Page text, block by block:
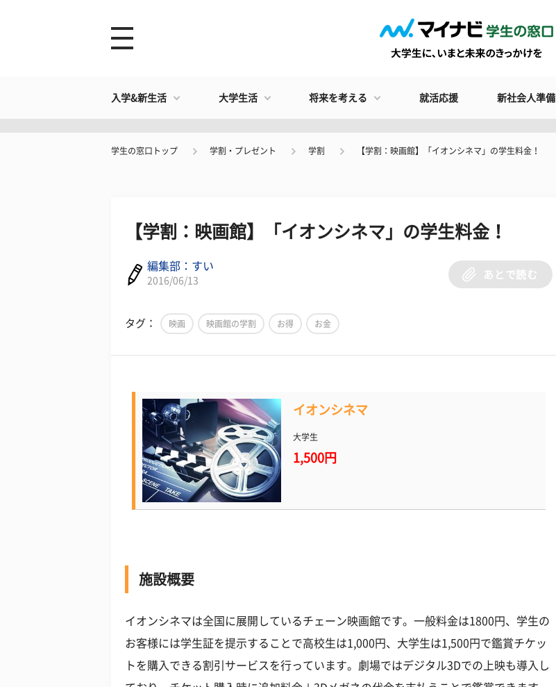
入学&新生活 大学生活 将来を考える 就活応援 新社会人準備
学生の窓口トップ 学割・プレゼント 学割 【学割：映画館】「イオンシネマ」の学生料金！
【学割：映画館】「イオンシネマ」の学生料金！
編集部：すい
2016/06/13
あとで読む
タグ： 映画 映画館の学割 お得 お金
イオンシネマ
大学生
1,500円
施設概要
イオンシネマは全国に展開しているチェーン映画館です。一般料金は1800円、学生の
お客様には学生証を提示することで高校生は1,000円、大学生は1,500円で鑑賞チケッ
トを購入できる割引サービスを行っています。劇場ではデジタル3Dでの上映も導入し